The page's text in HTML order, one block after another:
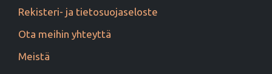
Rekisteri- ja tietosuojaseloste
Ota meihin yhteyttä
Meistä